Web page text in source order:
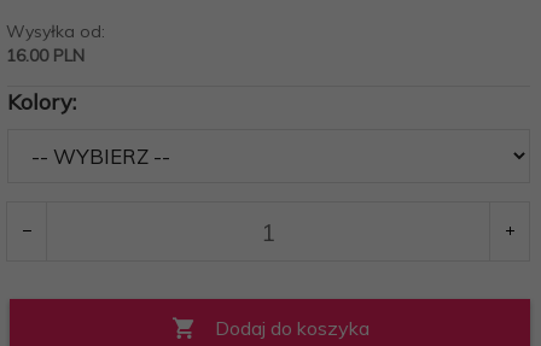
Wysyłka od:
16.00 PLN
Kolory:
Dodaj do koszyka